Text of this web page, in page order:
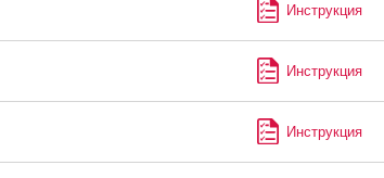
Инструкция
Инструкция
Инструкция